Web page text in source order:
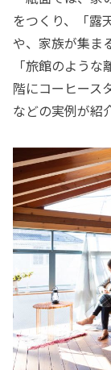
をつくり、「露
や、家族が集ま
「旅館のよう
階にコーヒース
などの実例が紹